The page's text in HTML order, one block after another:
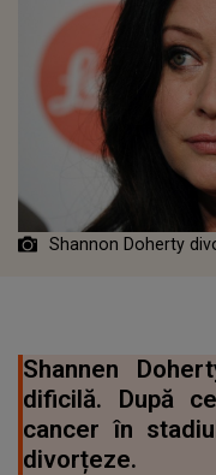
Shannon Doherty
Shannen
dificilă. După
cancer în
divorțeze.